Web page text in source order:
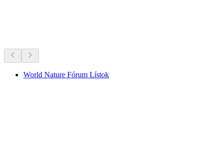
World Nature Fórum Lístok